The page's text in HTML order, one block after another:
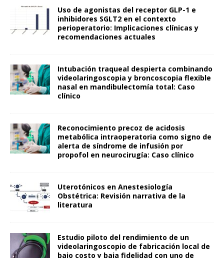
Uso de agonistas del receptor GLP-1 e
inhibidores SGLT2 en el contexto
perioperatorio: Implicaciones clínicas y
recomendaciones actuales
Intubación traqueal despierta combinando
videolaringoscopia y broncoscopia flexible
nasal en mandibulectomía total: Caso
clínico
Reconocimiento precoz de acidosis
metabólica intraoperatoria como signo de
alerta de síndrome de infusión por
propofol en neurocirugía: Caso clínico
Uterotónicos en Anestesiología
Obstétrica: Revisión narrativa de la
literatura
Estudio piloto del rendimiento de un
videolaringoscopio de fabricación local de
bajo costo y baja fidelidad con uno de